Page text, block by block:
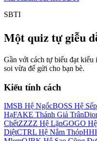
SBTI
Một quiz tự giễu
Gần với cách tự biểu đạt kiểu
soi vừa để gửi cho bạn bè.
Kiểu tính cách
IMSB Hệ NgốcBOSS Hệ
HạFAKE Thánh Giả Trân
ChếtZZZZ Hệ LặnGOGO
DiệtCTRL Hệ Nắm Thóp